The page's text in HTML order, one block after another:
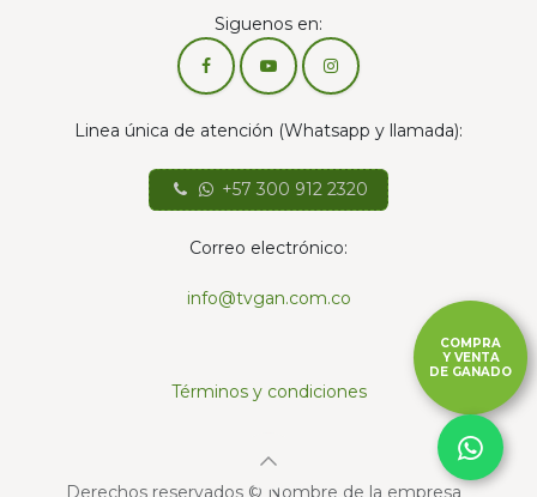
Siguenos en:
Linea única de atención (Whatsapp y llamada):
+57 300 912 2320
Correo electrónico:
info@tvgan.com.co
Términos y condiciones
Derechos reservados © Nombre de la empresa
COMPRA
Y VENTA
DE GANADO